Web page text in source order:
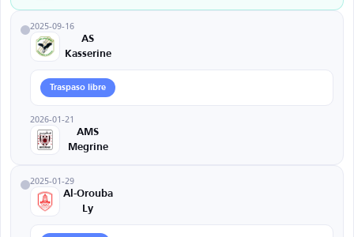
2025-09-16
AS
Kasserine
Traspaso libre
2026-01-21
AMS
Megrine
2025-01-29
Al-Orouba
Ly